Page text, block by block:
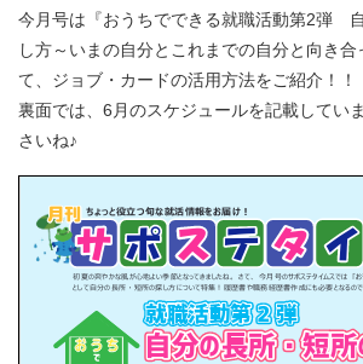
今月号は『おうちでできる就職活動第2弾
し方～いまの自分とこれまでの自分と向き合
て、ジョブ・カードの活用方法をご紹介！！
裏面では、6月のスケジュールを記載してい
さいね♪